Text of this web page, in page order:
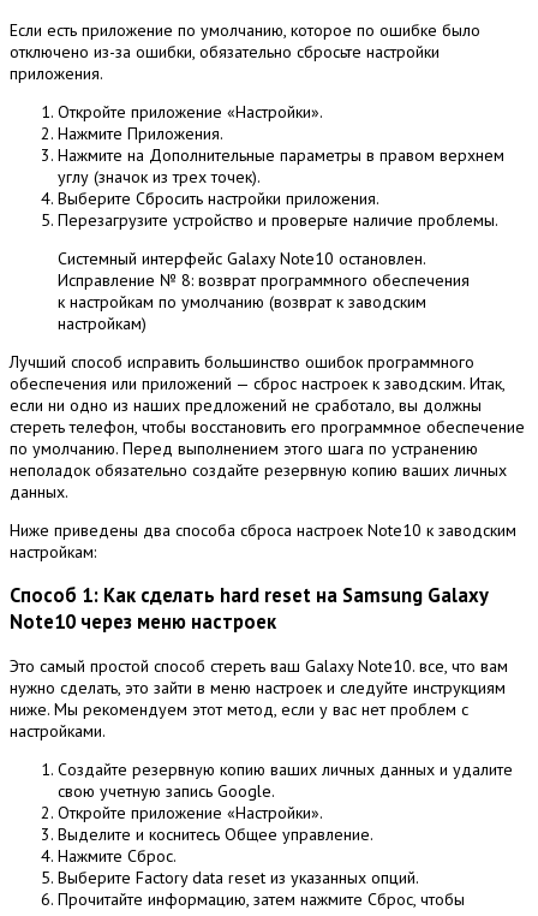
Если есть приложение по умолчанию, которое по ошибке было
отключено из-за ошибки, обязательно сбросьте настройки
приложения.
Откройте приложение «Настройки».
Нажмите Приложения.
Нажмите на Дополнительные параметры в правом верхнем
углу (значок из трех точек).
Выберите Сбросить настройки приложения.
Перезагрузите устройство и проверьте наличие проблемы.
Системный интерфейс Galaxy Note10 остановлен.
Исправление № 8: возврат программного обеспечения
к настройкам по умолчанию (возврат к заводским
настройкам)
Лучший способ исправить большинство ошибок программного
обеспечения или приложений — сброс настроек к заводским. Итак,
если ни одно из наших предложений не сработало, вы должны
стереть телефон, чтобы восстановить его программное обеспечение
по умолчанию. Перед выполнением этого шага по устранению
неполадок обязательно создайте резервную копию ваших личных
данных.
Ниже приведены два способа сброса настроек Note10 к заводским
настройкам:
Способ 1: Как сделать hard reset на Samsung Galaxy
Note10 через меню настроек
Это самый простой способ стереть ваш Galaxy Note10. все, что вам
нужно сделать, это зайти в меню настроек и следуйте инструкциям
ниже. Мы рекомендуем этот метод, если у вас нет проблем с
настройками.
Создайте резервную копию ваших личных данных и удалите
свою учетную запись Google.
Откройте приложение «Настройки».
Выделите и коснитесь Общее управление.
Нажмите Сброс.
Выберите Factory data reset из указанных опций.
Прочитайте информацию, затем нажмите Сброс, чтобы